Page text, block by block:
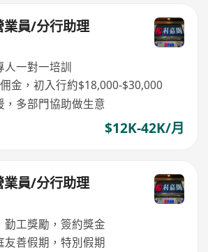
員/分行助理
人一對一培訓
金，初入行約$18,000-$30,000
，多部門協助做生意
$12K-42K/月
員/分行助理
勤工獎勵，簽約獎金
友善假期，特別假期